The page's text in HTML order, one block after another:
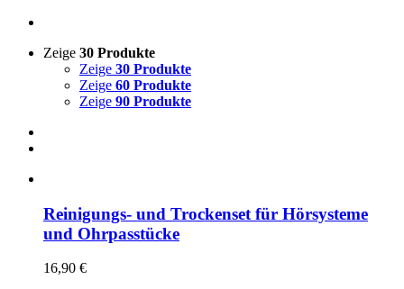
Zeige 30 Produkte
Zeige 30 Produkte
Zeige 60 Produkte
Zeige 90 Produkte
Reinigungs- und Trockenset für Hörsysteme
und Ohrpasstücke
16,90 €